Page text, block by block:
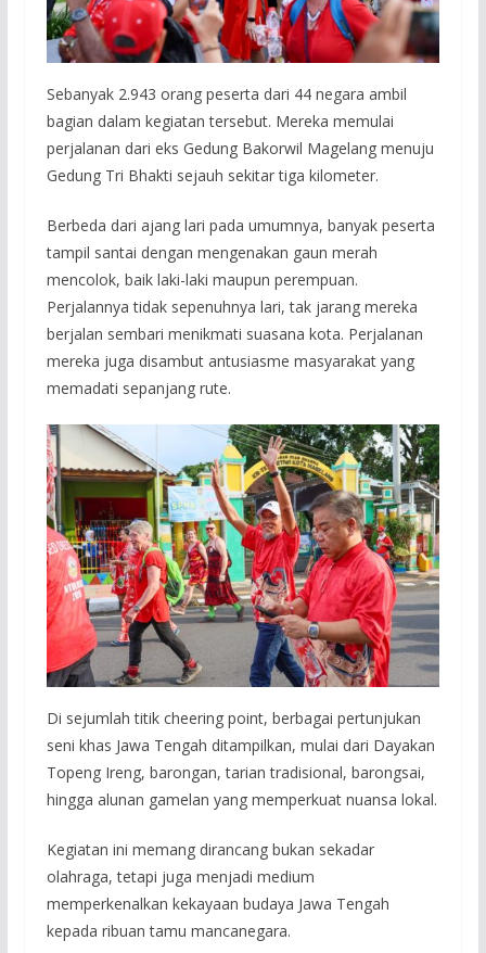
Sebanyak 2.943 orang peserta dari 44 negara ambil
bagian dalam kegiatan tersebut. Mereka memulai
perjalanan dari eks Gedung Bakorwil Magelang menuju
Gedung Tri Bhakti sejauh sekitar tiga kilometer.
Berbeda dari ajang lari pada umumnya, banyak peserta
tampil santai dengan mengenakan gaun merah
mencolok, baik laki-laki maupun perempuan.
Perjalannya tidak sepenuhnya lari, tak jarang mereka
berjalan sembari menikmati suasana kota. Perjalanan
mereka juga disambut antusiasme masyarakat yang
memadati sepanjang rute.
Di sejumlah titik cheering point, berbagai pertunjukan
seni khas Jawa Tengah ditampilkan, mulai dari Dayakan
Topeng Ireng, barongan, tarian tradisional, barongsai,
hingga alunan gamelan yang memperkuat nuansa lokal.
Kegiatan ini memang dirancang bukan sekadar
olahraga, tetapi juga menjadi medium
memperkenalkan kekayaan budaya Jawa Tengah
kepada ribuan tamu mancanegara.